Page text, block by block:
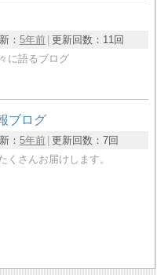
： 5年前 更新回数： 11回
に語るブログ
ブログ
： 5年前 更新回数： 7回
くさんお届けします。